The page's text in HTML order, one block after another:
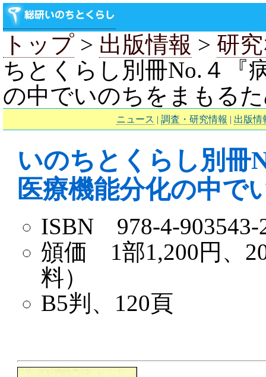
トップ > 出版情報 > 研
ちとくらし別冊No.４『
の中でいのちをまもる
ニュース | 調査・研究情報 | 出版情
いのちとくらし別冊
医療機能分化の中
ISBN 978-4-903543-
頒価 1部1,200円、
料）
B5判、120頁